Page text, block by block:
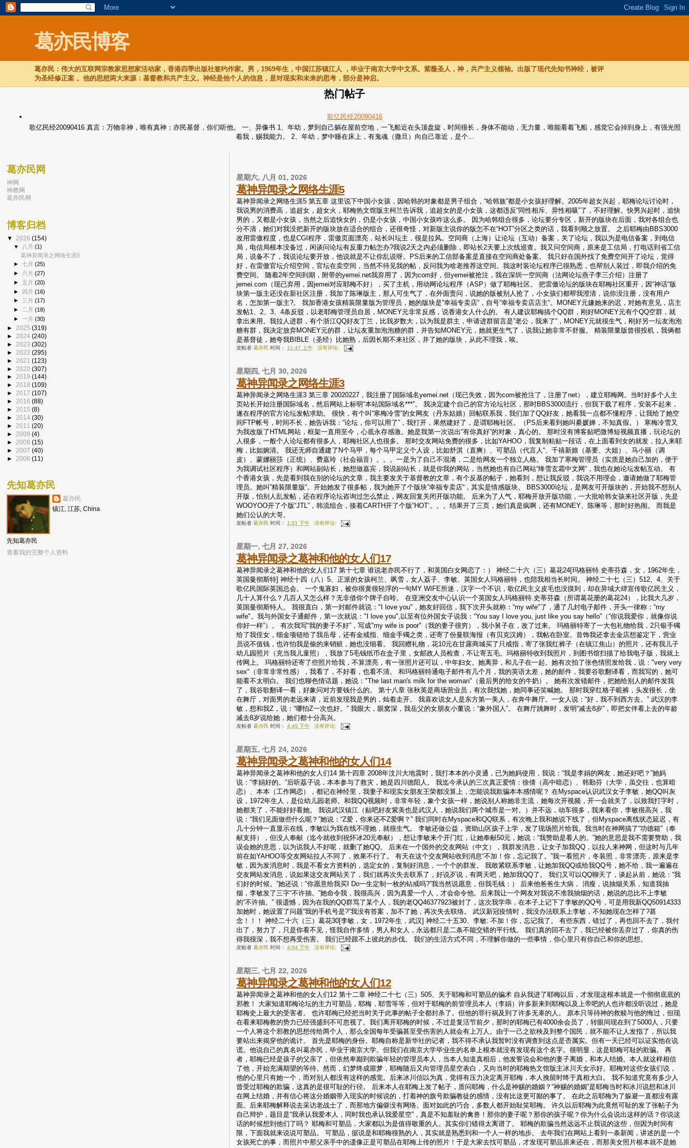
葛亦民博客
葛亦民：伟大的互联网宗教家思想家活动家，香港四季出版社签约作家。男，1969年生，中国江苏镇江人 ，毕业于南京大学中文系。紫薇圣人，神，共产主义领袖。出版了现代先知书神经，被评
为圣经修正案 。他的思想两大来源：基督教和共产主义。神经是他个人的信息，是对现实和未来的思考，部分是神启。
热门帖子
歌亿民经20090416
歌亿民经20090416 真言：万物非神，唯有真神；亦民基督，你们听他。 一、异像书 1、年幼，梦到自己躺在屋前空地，一飞船近在头顶盘旋，时间很长，身体不能动，无力量，唯能看着飞船，感觉它会掉到身上，有强光照
着我，赐我能力。 2、年幼，梦中睡在床上，有鬼魂（撒旦）向自己靠近，是个...
星期六, 八月 01, 2026
葛神异闻录之网络生涯5
葛神异闻录之网络生涯5 第五章 这里说下中国小女孩，因哈韩的对象都是男子组合，“哈韩族”都是小女孩好理解。2005年超女兴起，耶梅论坛讨论时，
我说男的消费高，追超女，超女火，耶梅热文馆版主柯兰告诉我，追超女的是小女孩，这都违反“同性相斥、异性相吸”了，不好理解。快男兴起时，追快
男的，又都是小女孩，当然之后追快女的，仍是小女孩，中国小女孩咋这么多。 因为哈韩组合很多，论坛要分专区，新开的版块在后面，我对各组合也
分不清，她们对我没把新开的版块放在适合的组合，还很奇怪，对新版主说你的版怎不在“HOT”分区之类的话，我看到顺之放置。 之后耶梅由BBS3000
改用雷傲程度，也是CGI程序，雷傲页面漂亮，站长叫坛主，很是拉风。空间商（上海）让论坛（互动）备案，关了论坛，我以为是电信备案，到电信
局，电信局根本没备过，闲谈问论坛有反重力帖怎办?我说2天之内必须删除，即站长2天要上次线巡查。我又问空间商，原来是工信局，打电话到省工信
局，说备不了，我说论坛要开放，他说就是不让你乱说呀。PS后来的工信部备案是直接在空间商处备案。 我只好在国外找了免费空间开了论坛，觉得
好，在雷傲官坛介绍空间，官坛在卖空间，当然不待见我的帖，反问我为啥老推荐这空间。我这时装论坛程序已很熟悉，也帮别人装过，即我介绍的免
费空间。 随着2年空间到期，附带的yemei.net我弃用了，因为com好，但yemei被抢注，我在深圳一空间商（法网论坛燕子李三介绍）注册了
jemei.com（现已弃用，因jemei对应耶梅不好），买了主机，用动网论坛程序（ASP）做了耶梅社区。 把雷傲论坛的版块在耶梅社区重开，因“神话“版
块第一版主还没在新社区注册，我加了陈琳版主，那人可生气了，在外面责问，说她的版被别人抢了，小女孩们都帮我澄清，说你没注册，没有用户
名，怎加第一版主?。 我加香港女孩精装限量版为管理员，她的版块是”幸福专卖店“，自号”幸福专卖店店主“。MONEY元嫌她来的迟，对她有意见，店主
发帖1、2、3、4条反驳，以老耶梅管理员自居，MONEY元非常反感，说香港女人什么的。 有人建议耶梅搞个QQ群，刚好MONEY元有个QQ空群，就
拿出来用。我拉人进群，有个浙江QQ好友丁兰，比我岁数大，以为我是群主，申请进群留言是”老公，我来了“，MONEY元就很生气，刚好另一坛友泡泡
糖有群，我决定放弃MONEY元的群，让坛友重加泡泡糖的群，并告知MONEY元，她就更生气了，说我让她非常不舒服。 精装限量版曾很投机，我俩都
是基督徒，她夸我BIBLE（圣经）比她熟，后因长期不来社区，并了她的版块，从此不理我，唉。
发帖者葛亦民 时间： 11:47 上午 没有评论:
星期四, 七月 30, 2026
葛神异闻录之网络生涯3
葛神异闻录之网络生涯3 第三章 20020227，我注册了国际域名yemei.net（现已失效，因为com被抢注了，注册了net），建立耶梅网。当时好多个人主
页站长开始注册国际域名，然后网站上标明“本站国际域名***”。 我决定建个自己的官方论坛社区，那时BBS3000流行，但我下载了程序，安装不起来，
遂在程序的官方论坛发帖求助。 很快，有个叫“寒梅冷雪”的女网友（丹东姑娘）回帖联系我，我们加了QQ好友，她看我一点都不懂程序，让我给了她空
间FTP帐号，时间不长，她告诉我：“论坛，你可以用了”，我打开，果然建好了，是谓耶梅社区。（PS后来看到她叫綦媛婵，不知真假。） 寒梅冷雪又
为我改版了HTML网站，框架一直用至今，心底永存感激。她是我第一次说出“有你真好”的对象，真心的。 那时没有博客贴吧微博短视频直播，玩论坛的
人很多，一般个人论坛都有很多人，耶梅社区人也很多。 那时交友网站免费的很多，比如YAHOO，我复制粘贴一段话，在上面看到女的就发，拉人来耶
梅，比如婉清。 我还无师自通建了N个马甲，每个马甲定义个人设，比如舒淇（直爽）、可塑品（代言人“、千禧新娘（基要、大姐）、马小丽（调
皮）、蒙娜丽莎（正统）、费嘉玲（社会福音）。。。一是为了自己不混淆，二是给网友一个独立人格。 我加了寒梅管理员（实质是她自己加的，便于
为我调试社区程序）和网站副站长，她想做嘉宾，我说副站长，就是你我的网站，当然她也有自己网站“绛雪玄霜中文网“，我也在她论坛发帖互动。 有
个香港女孩，先是看到我在别的论坛的文章，我主要发关于基督教的文章，有个反基的帖子，她看到，想让我反驳，我说不用理会，邀请她做了耶梅管
理员。她叫”精装限量版“。开始她发了很多帖，我为她开了个版块”幸福专卖店“，其实是情感版块。 BBS3000论坛，是网友可开版块的，开始我不想别人
开版，怕别人乱发帖，还在程序论坛咨询过怎么禁止，网友回复关闭开版功能。 后来为了人气，耶梅开放开版功能，一大批哈韩女孩来社区开版，先是
WOOYOO开了个版“JTL”，韩流组合，接着CARTH开了个版“HOT‘。。。结果开了三页，她们真是疯啊，还有MONEY、陈琳等，那时好热闹。 而我是
她们公认的大哥。
发帖者葛亦民 时间： 1:21 下午 没有评论:
星期一, 七月 27, 2026
葛神异闻录之葛神和他的女人们17
葛神异闻录之葛神和他的女人们17 第十七章 谁说老亦民不行了，和英国白女网恋了：） 神经二十六（三）葛花24[玛格丽特.史蒂芬森，女，1962年生，
英国曼彻斯特] 神经十四（八）5、正派的女孩柯兰、飒雪，女人荔子、李敏、英国女人玛格丽特，也陪我相当长时间。 神经二十七（三）512、4、关于
歌亿民国际英国总会。 一个鬼寡妇，被你很黄很轻浮的一句MY WIFE所迷，汉字一个不识，歌亿民主义皮毛也没摸到，却在异域大肆宣传歌亿民主义，
几十人算什么？几百人又怎么样？无非借你个牌子自呤。 在亚洲交友中心认识一个英国女人玛格丽特.史蒂芬森（所谓葛花册的葛花24），比我大几岁，
英国曼彻斯特人。 我很直白，第一封邮件就说："I love you"，她友好回信，我下次开头就称：“my wife"了，通了几封电子邮件，开头一律称：“my
wife"。我与外国女子通邮件，第一次就说："I love you",以至有位外国女子说我：“You say I love you, just like you say hello”（“你说我爱你，就像你说
你好一样”）。 有次我写“我的妻子不好”，写成"my wife is poor"（我的妻子很穷），我小舅子在，改了过来。 玛格丽特寄了一大包礼物给我，2只银手镯
给了我侄女，细金项链给了我岳母，还有金戒指、细金手镯之类，还寄了份曼联海报（有贝克汉姆），我帖在卧室。首饰我还拿去金店想鉴定下，营业
员说不值钱，也许怕我是偷的来销赃，她也没细看。 我回赠礼物，花10元在甘露商城买了只戒指，寄了张我红裤子（在镇江焦山）的照片，还有我儿子
幼儿园照片（充当我儿童照），我放了5毛钱纸币在盒子里，女邮政人员检查，不让寄五毛。玛格丽特收到我照片，到图书馆扫描了给我电子版，我就上
传网上。 玛格丽特还寄了些照片给我，不算漂亮，有一张照片还可以，中年妇女。她离异，和儿子在一起。她有次拍了张色情照发给我，说："very very
sex"（非常非常性感），我看了，不好看，也看不清。 和玛格丽特通电子邮件有几个月，我的英语太差，她的邮件，我要谷歌翻译看，而我写的，她可
能看不太明白。 我们也聊色情话题，她说："The last man's milk for the woman"（最后男的给女的牛奶）。 她有次发错邮件，把她给别人的邮件发我
了，我谷歌翻译一看，好象问对方要钱什么的。 第十八章 张秋英是商场营业员，有次我找她，她同事还笑喊她。 那时我穿红格子昵裤，头发很长，坐
在舞厅，对面男的老远来请，近前发现我是男的，灿着走开。 我喜欢说女人是东方第一美人，在奔牛舞厅。一女人说：“好，我不到西方去。” 武汉的李
敏，想和我Z，说：“哪怕Z一次也好。” 我眼大，眼窝深，我岳父的女朋友小董说：“象外国人”。 在舞厅跳舞时，发明“减去8岁”，即把女伴看上去的年龄
减去8岁说给她，她们都十分高兴。
发帖者葛亦民 时间：4:45 下午 没有评论:
星期五, 七月 24, 2026
葛神异闻录之葛神和他的女人们14
葛神异闻录之葛神和他的女人们14 第十四章 2008年汶川大地震时，我打本本的小灵通，已为她妈使用，我说：“我是李娟的网友，她还好吧？”她妈
说：“李娟好的。”后听荔子说，本本参与了救灾，她是四川德阳人。 我迄今承认的三次真正爱情：徐倩（高中暗恋）、韩勤芬（大学，虽交往，也算暗
恋）、本本（工作网恋），都记在神经里，我妻子和现实女朋友王荣都没算上，怎能说我欺骗本本感情呢？ 在Myspace认识武汉女子李敏，她QQ叫灰
设，1972年生人，是位幼儿园老师。和我QQ视频时，非常年轻，象个女孩一样，她说别人称她非主流，她每次开视频，开一会就关了，以致我打字时，
她都关了，不能好好看她。 我说武汉镇江（贴吧好友紫美也是武汉人，她说我们两个城市是一对。）并不远，动车很多，我来看你，李敏很高兴，我
说：“我们见面做些什么呢？”她说：“Z爱，你来还不Z爱啊？” 我们同时在Myspace和QQ联系，有次晚上我和她说下线了，但Myspace离线状态延迟，有
几十分钟一直显示在线，李敏以为我在线不理她，就很生气。 李敏还做公益，资助山区孩子上学，发了现场照片给我。我当时在神网搞了“功德箱”（奉
献支持），但没人奉献（迄今就收到祝怀冰20元奉献），想让李敏来个开门红，让她奉献50元，她说：“我赞助是看人的。”她的意思是我不需要赞助，我
误会她的意思，以为说我人不好呢，就删了她QQ。 后来在一个国外的交友网站（中文），我群发消息，让女子加我QQ，以拉人来神网，但这时与几年
前在如YAHOO等交友网站拉人不同了，效果不行了。 有天在这个交友网站收到消息“不加！你，忘记我了。”我一看照片，冬装照，非常漂亮，原来是李
敏，因为发消息时，我是不看女方资料的，选定女的，复制好消息，一个个的群发。 我敢紧联系李敏，让她加我QQ或给我QQ号，她不给，我一遍遍在
交友网站发消息，说如果这交友网站关了，我们就再次失去联系了，好说歹说，有两天吧，她加我QQ了。 我们又可以QQ聊天了，谈起从前，她说：“我
们好的时候。”她还说：“你愿意给我买I Do一生定制一枚的钻戒吗?”我当然说愿意，但我毛钱：） 后来他爸爸生大病， 消瘦，说抽烟关系，知道我抽
烟，李敏发了三字“不许抽。”她命令我，我很高兴，因为真爱一个人，才会命令他。后来我让一个网友对我说不准我抽烟的话，她说的总比不上李敏
的“不许抽。” 很遗憾，因为在我的QQ群骂了某个人，我的老QQ46377923被封了，这次我学乖，在本子上记下了李敏的QQ号，可是用我新QQ50914333
加她时，她设置了问题“我的手机号是?”我没有答案，加不了她，再次失去联络。 武汉新冠疫情时，我没办法联系上李敏，不知她现在怎样了?甚
念！！！ 神经二十六（三）葛花30[李敏，女，1972年生，武汉] 神经二十五30、李敏: 不加！你，忘记我了。 有些东西，错过了，再也回不去了，我付
出了，努力了，只是你看不见，怪我自作多情，男人和女人，永远都只是二条不能交错的平行线。 我们真的回不去了，我已经被你丢弃过了，你真的伤
得我很深，我不想再受伤害。 我们已经跟不上彼此的步伐。 我们的生活方式不同，不理解你做的一些事情，你心里只有你自己和你的思想。
发帖者葛亦民 时间：4:04 下午 没有评论:
星期三, 七月 22, 2026
葛神异闻录之葛神和他的女人们12
葛神异闻录之葛神和他的女人们12 第十二章 神经二十七（三）505、关于耶梅和可塑品的骗术 自从我进了耶梅以后，才发现这根本就是一个彻彻底底的
邪教！ 大家知道耶梅论坛的主力可塑品，耶梅，耶雪等等，但对于耶梅的前管理员本人（李娟）许多新来到耶梅以及上帝吧的人也许都没听说过，她是
耶梅史上最大的受害者。 也许耶梅已经把当时关于此事的帖子全都封杀了。但他的罪行祸及到了许多无辜的人。 原本只等待神的救赎与他的悔过，但现
在看来耶梅教的势力已经强盛到不可忽视了。我们离开耶梅的时候，不过是复活节前夕，那时的耶梅已有4000余会员了，转眼间现在到了5000人，只要
一个人将这个邪教的思想传给两个人，那么全国每年受骗甚至受伤害的人就会有上万人。由于一己之欲秧及到整个国民，就不能不让人发指了，所以我
要站出来揭穿他的诡计。 首先是耶梅的身份。耶梅自称是新华社的记者，我不得不承认我暂时没有调查到这点是否属实。但有一天已经可以证实他在说
谎。他说自己的真名叫葛亦民，毕业于南京大学。但我们在南京大学毕业生的名单上根本就没有发现有这个名字。很明显，这是耶梅可耻的欺骗。 再
者，耶梅已经是孩子的父亲了，但依然卑鄙到欺骗年轻的管理员本人，当本人知道真相后，他发誓说会和他的妻子离婚，和本人结婚。本人就这样相信
了他，开始充满期望的等待。然而，幻梦终成噩梦，耶梅随后又向管理员星空表白，又向当时的耶梅热文馆版主冰川天女示好。耶梅对这些女孩们说，
他的心里只有她一个，而对别人都没有这样的感觉。后来冰川信以为真，觉得有压力决定离开耶梅，本人挽留时终于真相大白。 我不知道究竟有多少人
曾受过耶梅的欺骗，这真的是很可耻的行径。 后来本人在耶梅上发了帖子，质问耶梅，什么是神赐的婚姻？“神赐的婚姻”是耶梅当时和冰川说想和冰川
在网上结婚，并有信心将这分婚姻带入现实的时候说的，打着神的旗号欺骗教徒的感情，没有比这更可鄙的事了。 在此之后耶梅为了躲避一直都没有露
面。后来耶梅解释说去采访老战士了，而那地方偏僻没有网络。面对如此的巧合，多数人都开始耻笑耶梅。 许久以后耶梅为此竟然可耻的发了张帖子为
自己辩护，题目是“我承认我爱本人，同时我也承认我爱星空”，真是不知羞耻的禽兽！那你的妻子呢？那你的孩子呢？你为什么会说出这样的话？你说这
话的时候想到他们了吗？ 耶梅和可塑品，大家都以为是值得敬重的人。其实你们错得太离谱了。 耶梅的欺骗当然远远不止我说的这些，但因为时间有
限，下面我就来说说可塑品。 可塑品，据说是和耶梅很熟的人，其实就是熟悉到和一个人一样的地步。 去年我们在网站上看到一条新闻，讲述的是一个
女孩死亡的事，而照片中那父亲手中的遗像正是可塑品在耶梅上传的照片！于是大家去找可塑品，才发现可塑品原来还在，而那美女照片根本就不是她
葛亦民网
神网
神教网
葛亦民网
博客归档
▼ 2026 (154)
▼ 八月(1)
葛神异闻录之网络生涯5
►七月(25)
► 六月(27)
► 五月(20)
► 四月(16)
► 三月(17)
►
二月(18)
►一月(30)
► 2025 (319)
► 2024 (240)
► 2023 (302)
► 2022 (295)
► 2021 (123)
► 2020 (307)
► 2019 (144)
► 2018 (109)
► 2017 (107)
► 2016 (88)
► 2015 (8)
► 2014 (30)
► 2011 (20)
► 2009 (4)
► 2008 (15)
► 2007 (40)
► 2006 (11)
先知葛亦民
葛亦民
镇江, 江苏, China
先知葛亦民
查看我的完整个人资料